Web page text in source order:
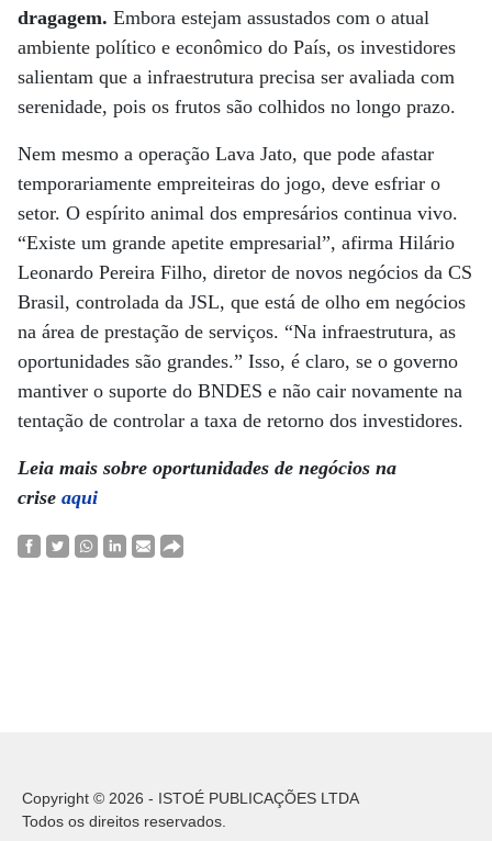
dragagem. Embora estejam assustados com o atual
ambiente político e econômico do País, os investidores
salientam que a infraestrutura precisa ser avaliada com
serenidade, pois os frutos são colhidos no longo prazo.
Nem mesmo a operação Lava Jato, que pode afastar
temporariamente empreiteiras do jogo, deve esfriar o
setor. O espírito animal dos empresários continua vivo.
“Existe um grande apetite empresarial”, afirma Hilário
Leonardo Pereira Filho, diretor de novos negócios da CS
Brasil, controlada da JSL, que está de olho em negócios
na área de prestação de serviços. “Na infraestrutura, as
oportunidades são grandes.” Isso, é claro, se o governo
mantiver o suporte do BNDES e não cair novamente na
tentação de controlar a taxa de retorno dos investidores.
Leia mais sobre oportunidades de negócios na
crise aqui
Copyright © 2026 - ISTOÉ PUBLICAÇÕES LTDA
Todos os direitos reservados.